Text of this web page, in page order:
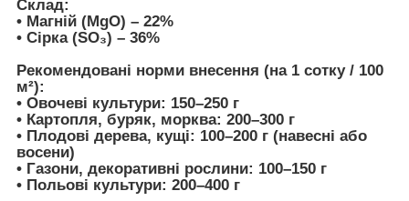
Склад:
• Магній (MgO) – 22%
• Сірка (SO₃) – 36%
Рекомендовані норми внесення (на 1 сотку / 100
м²):
• Овочеві культури: 150–250 г
• Картопля, буряк, морква: 200–300 г
• Плодові дерева, кущі: 100–200 г (навесні або
восени)
• Газони, декоративні рослини: 100–150 г
• Польові культури: 200–400 г